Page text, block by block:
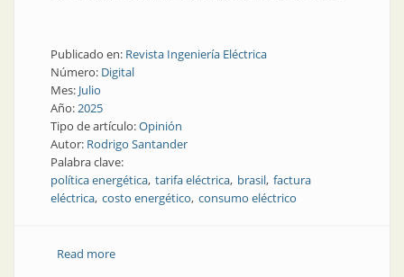
Publicado en: Revista Ingeniería Eléctrica
Número: Digital
Mes: Julio
Año:2025
Tipo de artículo:Opinión
Autor: Rodrigo Santander
Palabra clave:
política energética tarifa eléctrica brasil factura
eléctrica costo energético consumo eléctrico
Read moreabout Sandboxes: novedoso esquema tarifario de